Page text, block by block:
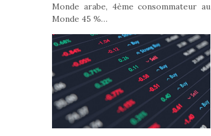
Monde arabe, 4ème consommateur au
Monde 45 %…
Par : René Naba- Dans : Société - Le 4 Avril 2025